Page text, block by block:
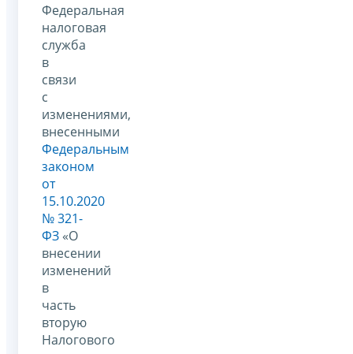
Федеральная
налоговая
служба
в
связи
с
изменениями,
внесенными
Федеральным
законом
от
15.10.2020
№ 321-
ФЗ «О
внесении
изменений
в
часть
вторую
Налогового